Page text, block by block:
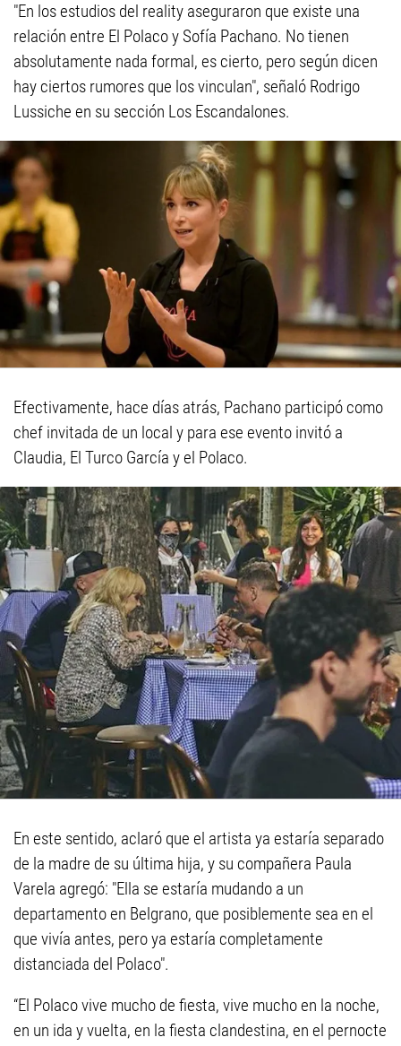
"En los estudios del reality aseguraron que existe una
relación entre El Polaco y Sofía Pachano. No tienen
absolutamente nada formal, es cierto, pero según dicen
hay ciertos rumores que los vinculan", señaló Rodrigo
Lussiche en su sección Los Escandalones.
Efectivamente, hace días atrás, Pachano participó como
chef invitada de un local y para ese evento invitó a
Claudia, El Turco García y el Polaco.
En este sentido, aclaró que el artista ya estaría separado
de la madre de su última hija, y su compañera Paula
Varela agregó: "Ella se estaría mudando a un
departamento en Belgrano, que posiblemente sea en el
que vivía antes, pero ya estaría completamente
distanciada del Polaco".
“El Polaco vive mucho de fiesta, vive mucho en la noche,
en un ida y vuelta, en la fiesta clandestina, en el pernocte